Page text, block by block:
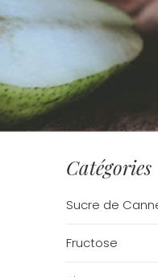
Catégories
Sucre de
Fructose